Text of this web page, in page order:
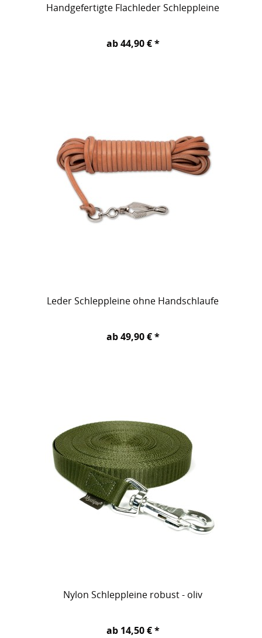
Handgefertigte Flachleder Schleppleine
ab 44,90 € *
Leder Schleppleine ohne Handschlaufe
ab 49,90 € *
Nylon Schleppleine robust - oliv
ab 14,50 € *